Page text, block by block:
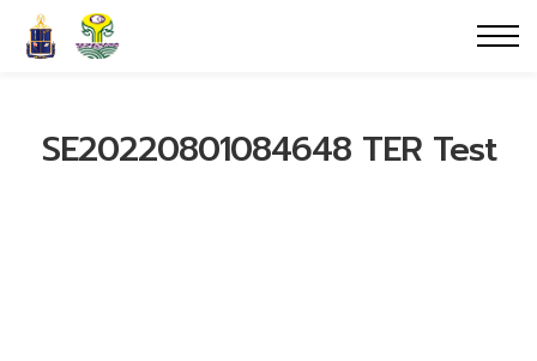
SE20220801084648 TER Test